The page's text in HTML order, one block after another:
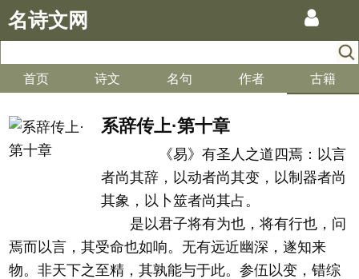
名诗文网
首页 诗文 名句 作者 古籍
系辞传上·第十章
《易》有圣人之道四焉：以言
者尚其辞，以动者尚其变，以制器者尚
其象，以卜筮者尚其占。
是以君子将有为也，将有行也，问
焉而以言，其受命也如响。无有远近幽深，遂知来
物。非天下之至精，其孰能与于此。参伍以变，错综